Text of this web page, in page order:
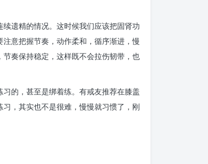
遗精的情况。这时候我们应该把固肾功
意把握节奏，动作柔和，循序渐进，慢
奏保持稳定，这样既不会拉伤韧带，也
的，甚至是绑着练。有戒友推荐在膝盖
，其实也不是很难，慢慢就习惯了，刚